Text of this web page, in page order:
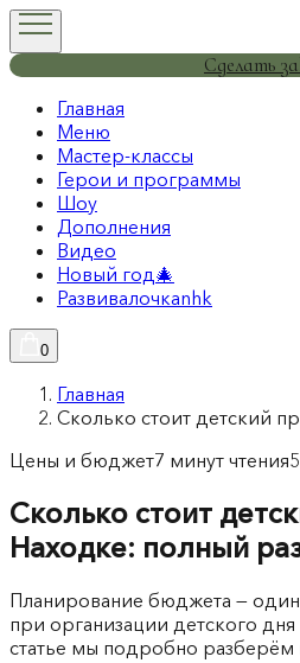
Сделать
Главная
Меню
Мастер-классы
Герои и программы
Шоу
Дополнения
Видео
Новый год🎄
Развивалочкаnhk
0
Главная
Сколько стоит детский
Цены и бюджет7 минут чтения
Сколько стоит
Находке: полный
Планирование бюджета —
при организации детского
статье мы подробно разберём